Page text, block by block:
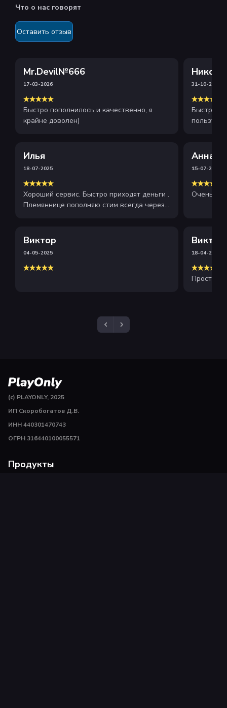
Что о нас говорят
Оставить отзыв
Mr.Devil№666
17-03-2026
Быстро пополнилось и качественно, я
крайне доволен)
31-10-2025
Быстрое
Илья
18-07-2025
Хороший сервис. Быстро приходят деньги .
Племяннице пополняю стим всегда через
Анна
15-07-2025
Очень
Виктор
04-05-2025
Виктор
18-04-2025
Просто и
(c) PLAYONLY, 2025
ИП Скоробогатов Д.В.
ИНН 440301470743
ОГРН 316440100055571
Продукты